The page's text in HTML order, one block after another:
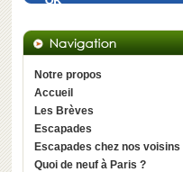
Notre propos
Accueil
Les Brèves
Escapades
Escapades chez nos voisins
Quoi de neuf à Paris ?